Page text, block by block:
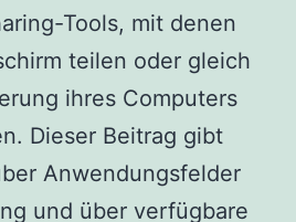
Tools, mit denen
teilen oder gleich
ihres Computers
Dieser Beitrag gibt
Anwendungsfelder
und über verfügbare